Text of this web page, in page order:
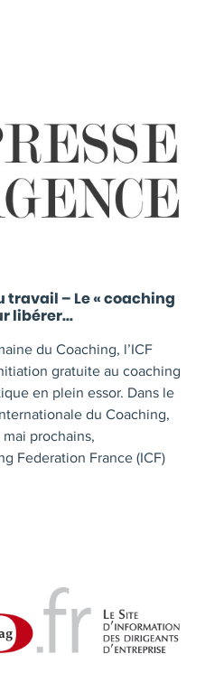
travail – Le « coaching
libérer...
du Coaching, l’ICF
gratuite au coaching
en plein essor. Dans le
du Coaching,
mai prochains,
Federation France (ICF)